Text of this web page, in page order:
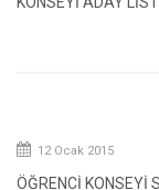
12 Ocak 2015
ÖĞRENCİ KONSEYİ